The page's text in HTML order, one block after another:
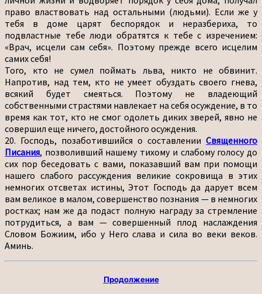
право властвовать над остальными (людьми). Если же у
тебя в доме царят беспорядок и неразбериха, то
подвластные тебе люди обратятся к тебе с изречением:
«Врач, исцели сам себя». Поэтому прежде всего исцелим
самих себя!
Того, кто не сумел поймать льва, никто не обвинит.
Напротив, над тем, кто не умеет обуздать своего гнева,
всякий будет смеяться. Поэтому не владеющий
собственными страстями навлекает на себя осуждение, в то
время как тот, кто не смог одолеть диких зверей, явно не
совершил еще ничего, достойного осуждения.
20. Господь, позаботившийся о составлении Священного
Писания, позволивший нашему тихому и слабому голосу до
сих пор беседовать с вами, показавший вам при помощи
нашего слабого рассуждения великие сокровища в этих
немногих отсветах истины, Этот Господь да дарует всем
вам великое в малом, совершенство познания — в немногих
ростках; нам же да подаст полную награду за стремление
потрудиться, а вам — совершенный плод наслаждения
Словом Божиим, ибо у Него слава и сила во веки веков.
Аминь.
Продолжение